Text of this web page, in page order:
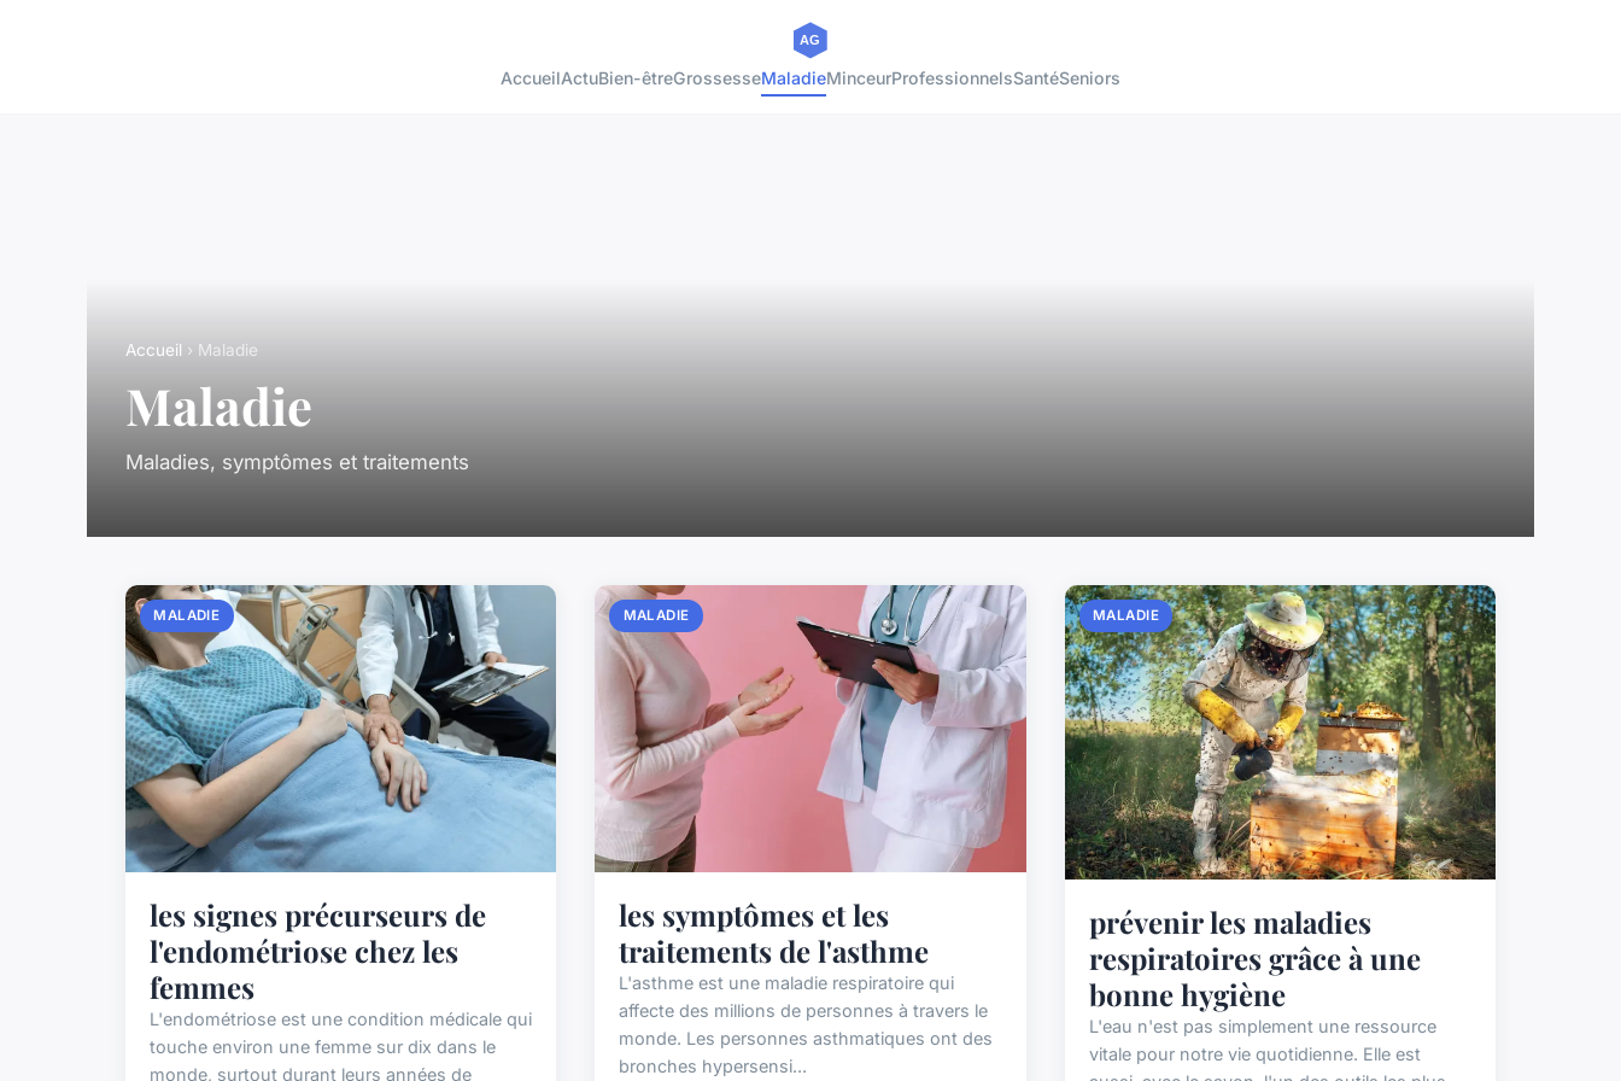
AccueilActuBien-êtreGrossesseMaladieMinceurProfessionnelsSantéSeniors
Accueil › Maladie
Maladie
Maladies, symptômes et traitements
MALADIE
les signes précurseurs de
l'endométriose chez les
femmes
L'endométriose est une condition médicale qui
touche environ une femme sur dix dans le
monde, surtout durant leurs années de
MALADIE
les symptômes et les
traitements de l'asthme
L'asthme est une maladie respiratoire qui
affecte des millions de personnes à travers le
monde. Les personnes asthmatiques ont des
bronches hypersensi...
MALADIE
prévenir les maladies
respiratoires grâce à une
bonne hygiène
L'eau n'est pas simplement une ressource
vitale pour notre vie quotidienne. Elle est